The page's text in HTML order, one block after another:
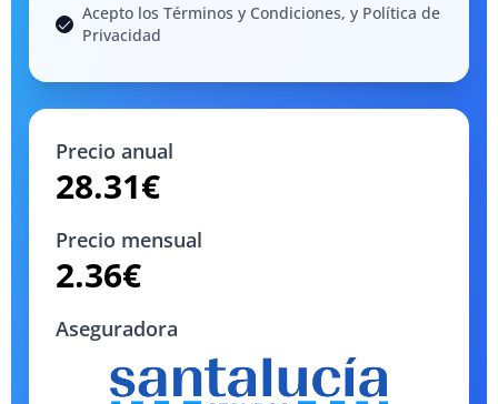
Acepto los Términos y Condiciones, y Política de
Privacidad
Precio anual
28.31€
Precio mensual
2.36€
Aseguradora